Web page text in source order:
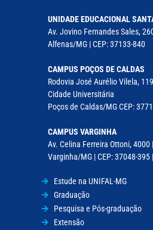
UNIDADE EDUCACIONAL
Av. Jovino Fernandes Sales,
Alfenas/MG | CEP: 37133-840
CAMPUS POÇOS DE CALDAS
Rodovia José Aurélio Vilela,
Cidade Universitária
Poços de Caldas/MG CEP:
CAMPUS VARGINHA
Av. Celina Ferreira Ottoni, 4000
Varginha/MG | CEP: 37048-
Estude na UNIFAL-MG
Graduação
Pesquisa e Pós-graduação
Extensão